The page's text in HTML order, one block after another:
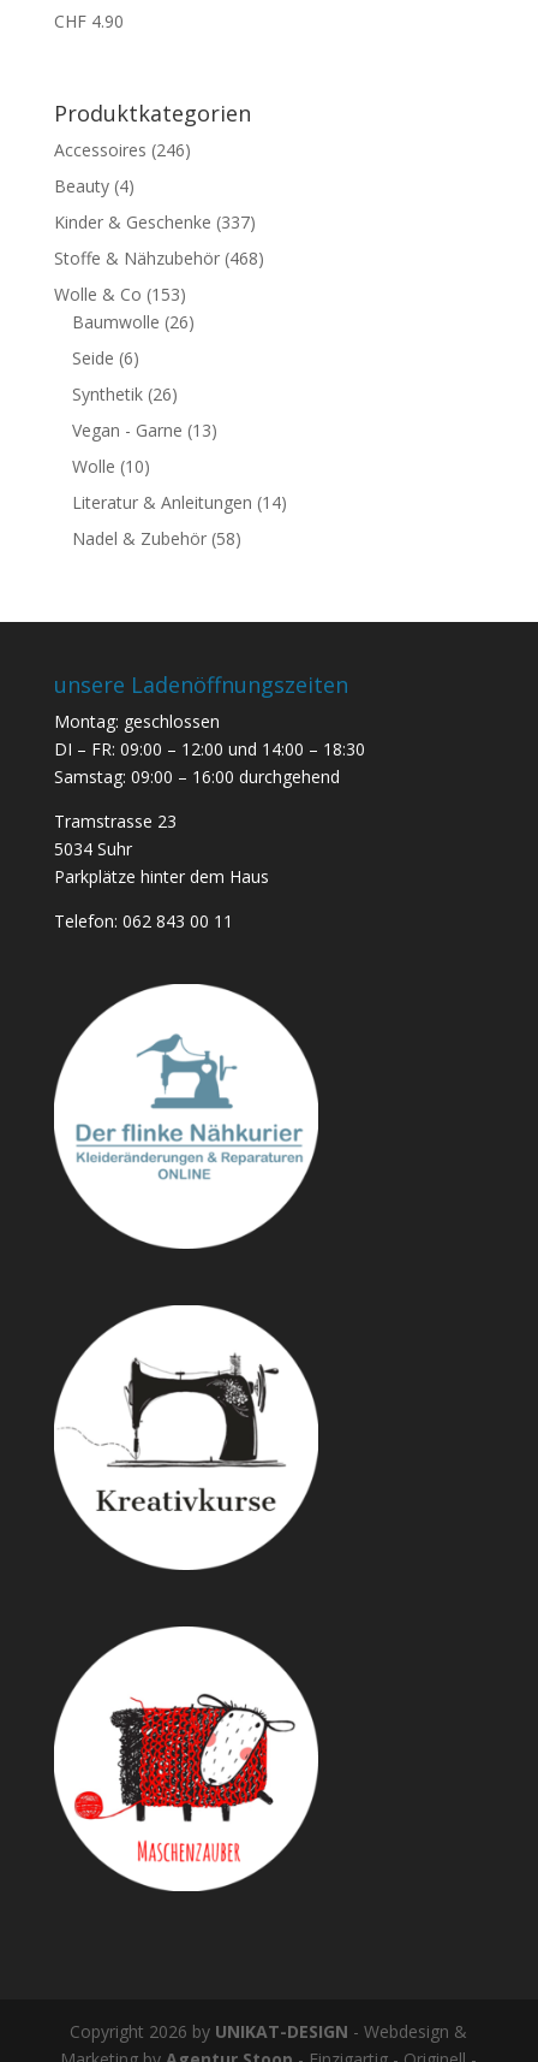
CHF4.90
Produktkategorien
Accessoires (246)
Beauty (4)
Kinder & Geschenke (337)
Stoffe & Nähzubehör (468)
Wolle & Co (153)
Baumwolle (26)
Seide (6)
Synthetik (26)
Vegan - Garne (13)
Wolle (10)
Literatur & Anleitungen (14)
Nadel & Zubehör (58)
unsere Ladenöffnungszeiten
Montag: geschlossen
DI – FR: 09:00 – 12:00 und 14:00 – 18:30
Samstag: 09:00 – 16:00 durchgehend
Tramstrasse 23
5034 Suhr
Parkplätze hinter dem Haus
Telefon: 062 843 00 11
Copyright 2026 by UNIKAT-DESIGN - Webdesign &